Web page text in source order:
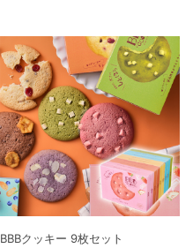
BBBクッキー 9枚セット